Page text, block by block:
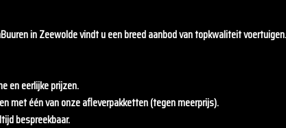
in Zeewolde vindt u een breed aanbod van topkwaliteit
en eerlijke prijzen.
met één van onze afleverpakketten (tegen meerprijs).
bespreekbaar.